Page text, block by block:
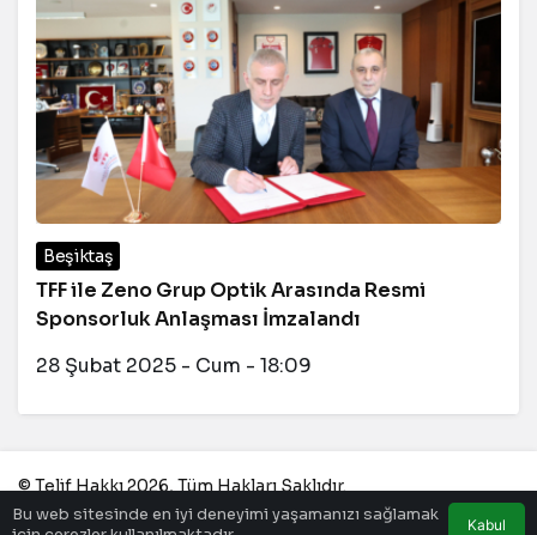
Beşiktaş
TFF ile Zeno Grup Optik Arasında Resmi
Sponsorluk Anlaşması İmzalandı
28 Şubat 2025 - Cum - 18:09
Bu web sitesinde en iyi deneyimi yaşamanızı sağlamak
Kabul
© Telif Hakkı 2026, Tüm Hakları Saklıdır.